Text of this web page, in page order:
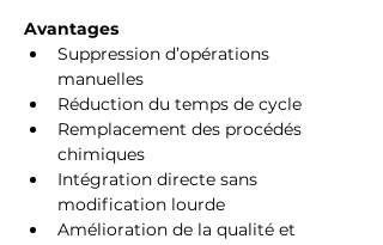
Avantages
Suppression d’opérations
manuelles
Réduction du temps de cycle
Remplacement des procédés
chimiques
Intégration directe sans
modification lourde
Amélioration de la qualité et